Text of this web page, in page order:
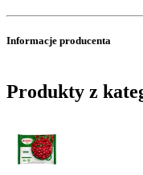
Informacje producenta
Produkty z